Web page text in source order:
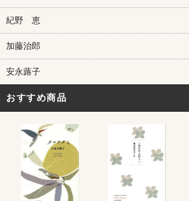
紀野 恵
加藤治郎
安永蕗子
おすすめ商品